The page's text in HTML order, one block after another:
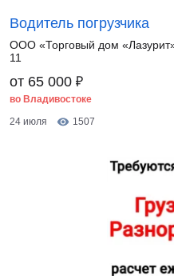
Водитель погрузчика
ООО «Торговый дом
11
от 65 000 ₽
во Владивостоке
24 июля
1507